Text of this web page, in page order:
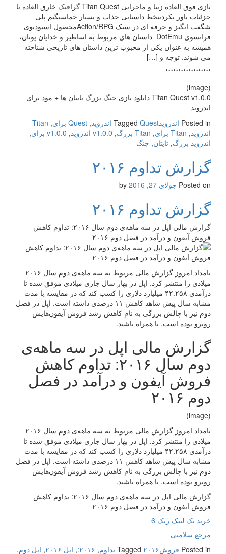
بازی فوق العاده زیبا و ماجرایی Titan Quest گرافیک خارق العاده با
جزئیات باور نکردنیخط داستانی جذاب و بسیار حماسیگیم پلی
شگفت انگیز و حرفه ای در سبک Action/RPGمحصول استودیوی
فرانسوی DotEmu داستان های مربوط به اساطیر و خدایان یونان،
همیشه به عنوان یکی از محبوب ترین داستان های تاریخی شناخته
می شوند. توجه و […]
******************
(image)
Titan Quest v1.0.0 دانلود بازی جنگ بزرگ تایتان ها + مود برای
اندروید
Posted in اندروید Tagged Quest اندروید , Quest برای ,
Titan
اندروید, Titan برای , Titan بزرگ , v1.0.0 اندروید , v1.0.0 برای
,
اندروید بزرگ, تایتان, جنگ
گزارش تداوم ۲۰۱۶
Posted on جولای 27, 2016
گزارش تداوم ۲۰۱۶
گزارش مالی اپل در سه ماهه‌ی دوم سال ۲۰۱۶: تداوم کاهش
فروش آیفون و درآمد در فصل دوم ۲۰۱۶
بامداد امروز گزارش مالی مربوط به سه ماهه‌ی دوم سال ۲۰۱۶
میلادی را منتشر کرد. اپل در بهار سال جاری میلادی موفق شده تا
درآمدی ۴۲.۲۵۸ میلیارد دلاری را کسب کند که در مقایسه با مدت
مشابه سال پیش شاهد کاهش ۱۱ درصدی داشته است. اپل در فصل
دوم نیز با چالش بزرگی به نام کاهش رشد فروش آیفون‌هایش
روبرو بوده است. با همراه باشید.
گزارش مالی اپل در سه ماهه‌ی
دوم سال ۲۰۱۶: تداوم کاهش
فروش آیفون و درآمد در فصل
دوم ۲۰۱۶
(image)
بامداد امروز گزارش مالی مربوط به سه ماهه‌ی دوم سال ۲۰۱۶
میلادی را منتشر کرد. اپل در بهار سال جاری میلادی موفق شده تا
درآمدی ۴۲.۲۵۸ میلیارد دلاری را کسب کند که در مقایسه با مدت
مشابه سال پیش شاهد کاهش ۱۱ درصدی داشته است. اپل در فصل
دوم نیز با چالش بزرگی به نام کاهش رشد فروش آیفون‌هایش
روبرو بوده است. با همراه باشید.
گزارش مالی اپل در سه ماهه‌ی دوم سال ۲۰۱۶: تداوم کاهش
فروش آیفون و درآمد در فصل دوم ۲۰۱۶
خرید بک لینک رنک 6
مرجع سلامتی
Posted in فروش Tagged ۲۰۱۶ تداوم , ۲۰۱۶: , اپل ۲۰۱۶ , اپل دوم,